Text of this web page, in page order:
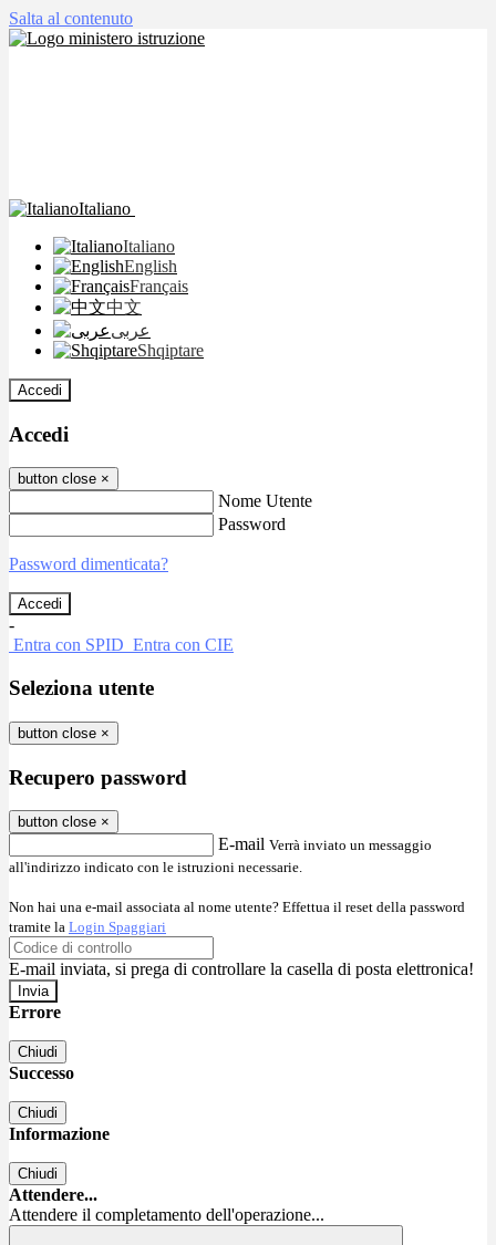
Salta al contenuto
Italiano
Italiano
English
Français
中文
عربى
Shqiptare
Accedi
Accedi
button close ×
Nome Utente
Password
Password dimenticata?
-
Entra con SPID Entra con CIE
Seleziona utente
button close ×
Recupero password
button close ×
E-mail Verrà inviato un messaggio
all'indirizzo indicato con le istruzioni necessarie.
Non hai una e-mail associata al nome utente? Effettua il reset della password
tramite la Login Spaggiari
E-mail inviata, si prega di controllare la casella di posta elettronica!
Errore
Chiudi
Successo
Chiudi
Informazione
Chiudi
Attendere...
Attendere il completamento dell'operazione...